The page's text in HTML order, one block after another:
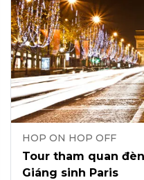
HOP ON HOP OFF
Tour tham quan
Giáng sinh Paris